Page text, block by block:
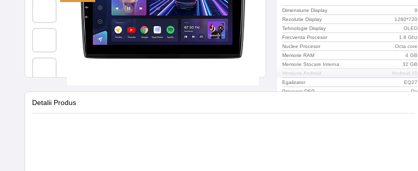
Dimensiune Display
9
Rezolutie Display
1280*720
Tehnologie Display
OLED
Frecventa Procesor
1.8 Ghz
Nuclee Procesor
Octa core
Memorie RAM
4 GB
Memorie Stocare Interna
32 GB
Versiune Android
Android 10
Egalizator
EQ27
Procesor DSP
Da
Detalii Produs